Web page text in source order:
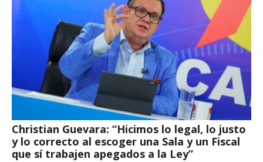
Christian Guevara: “Hicimos lo legal, lo justo
y lo correcto al escoger una Sala y un Fiscal
que sí trabajen apegados a la Ley”